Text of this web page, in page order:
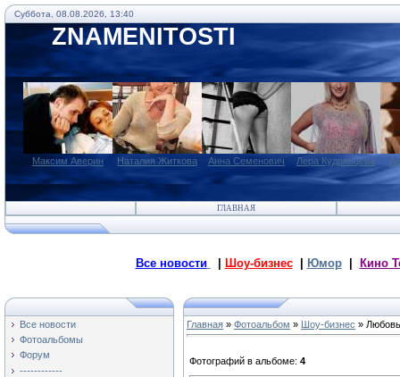
Суббота, 08.08.2026, 13:40
ZNAMENITOSTI
Максим Аверин Наталия Житкова Анна Семенович Лера Кудрявцева
ГЛАВНАЯ
Все новости Шоу-бизнес| Юмор| Кино
Все новости
Фотоальбомы
Форум
------------
Главная » Фотоальбом » Шоу-бизнес »
Фотографий в альбоме: 4